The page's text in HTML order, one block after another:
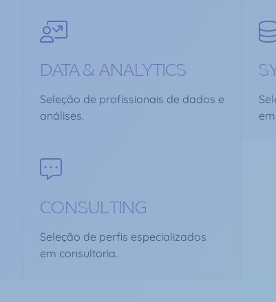
DATA & ANALYTICS
Seleção de profissionais de dados e
análises.
CONSULTING
Seleção de perfis especializados
em consultoria.